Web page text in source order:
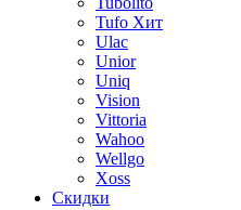
Tufo Хит
Ulac
Unior
Uniq
Vision
Vittoria
Wahoo
Wellgo
Xoss
Скидки